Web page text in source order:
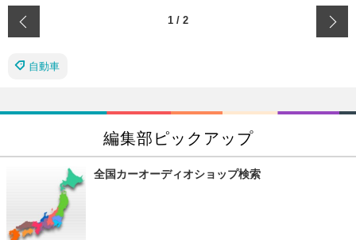
1 / 2
自動車
編集部ピックアップ
全国カーオーディオショップ検索